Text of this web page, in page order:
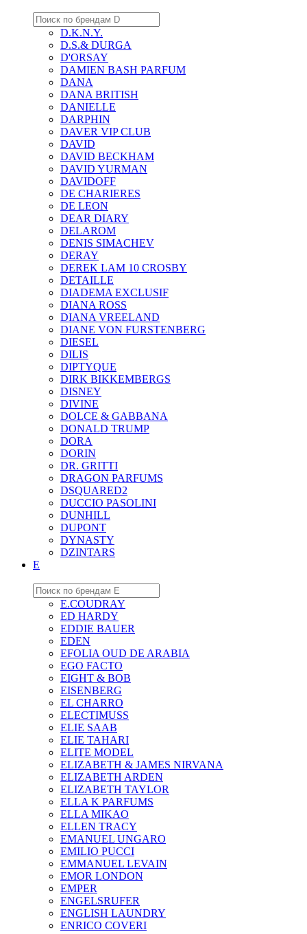
D.K.N.Y.
D.S.& DURGA
D'ORSAY
DAMIEN BASH PARFUM
DANA
DANA BRITISH
DANIELLE
DARPHIN
DAVER VIP CLUB
DAVID
DAVID BECKHAM
DAVID YURMAN
DAVIDOFF
DE CHARIERES
DE LEON
DEAR DIARY
DELAROM
DENIS SIMACHEV
DERAY
DEREK LAM 10 CROSBY
DETAILLE
DIADEMA EXCLUSIF
DIANA ROSS
DIANA VREELAND
DIANE VON FURSTENBERG
DIESEL
DILIS
DIPTYQUE
DIRK BIKKEMBERGS
DISNEY
DIVINE
DOLCE & GABBANA
DONALD TRUMP
DORA
DORIN
DR. GRITTI
DRAGON PARFUMS
DSQUARED2
DUCCIO PASOLINI
DUNHILL
DUPONT
DYNASTY
DZINTARS
E
E.COUDRAY
ED HARDY
EDDIE BAUER
EDEN
EFOLIA OUD DE ARABIA
EGO FACTO
EIGHT & BOB
EISENBERG
EL CHARRO
ELECTIMUSS
ELIE SAAB
ELIE TAHARI
ELITE MODEL
ELIZABETH & JAMES NIRVANA
ELIZABETH ARDEN
ELIZABETH TAYLOR
ELLA K PARFUMS
ELLA MIKAO
ELLEN TRACY
EMANUEL UNGARO
EMILIO PUCCI
EMMANUEL LEVAIN
EMOR LONDON
EMPER
ENGELSRUFER
ENGLISH LAUNDRY
ENRICO COVERI